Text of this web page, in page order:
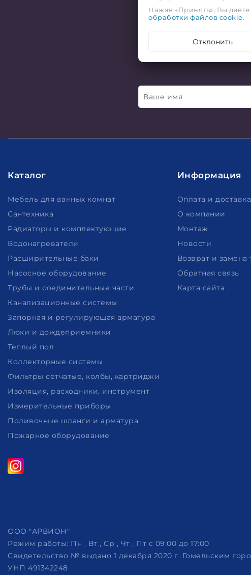
Ваше имя
Каталог
Мебель для ванных комнат
Сантехника
Радиаторы и комплектующие
Водонагреватели
Расширительные баки
Насосное оборудование
Трубы и соединительные части
Канализационные системы
Запорная и регулирующая арматура
Люки и дождеприемники
Теплый пол
Коллекторные системы
Фильтры сетчатые, колбы, картриджи
Изоляция, расходники, инструмент
Измерительные приборы
Поливочные шланги и арматура
Пожарное оборудование
Информация
Оплата и доставка
О компании
Монтаж
Новости
Возврат и замена
Обратная связь
Карта сайта
ООО "АРВИОН"
Режим работы: Пн , Вт , Ср , Чт , Пт c 09:00 до 17:00
Свидетельство № выдано 1 декабря 2020 г. Гомельским
УНП 491342248
Нажав «Принять», Вы даете
обработки файлов cookie.
Отклонить